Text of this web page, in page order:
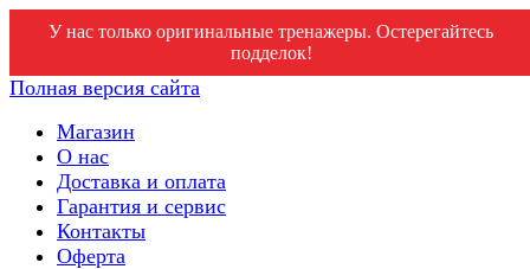
У нас только оригинальные тренажеры. Остерегайтесь
подделок!
Полная версия сайта
Магазин
О нас
Доставка и оплата
Гарантия и сервис
Контакты
Оферта